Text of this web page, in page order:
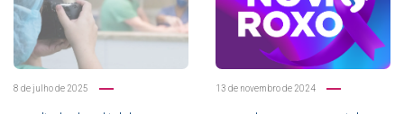
8 de julho de 2025 13 de novembro de 2024